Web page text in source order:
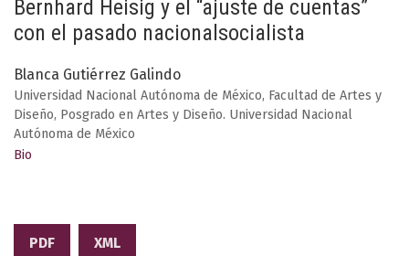
Bernhard Heisig y el “ajuste de cuentas”
con el pasado nacionalsocialista
Blanca Gutiérrez Galindo
Universidad Nacional Autónoma de México, Facultad de Artes y
Diseño, Posgrado en Artes y Diseño. Universidad Nacional
Autónoma de México
Bio
PDF XML